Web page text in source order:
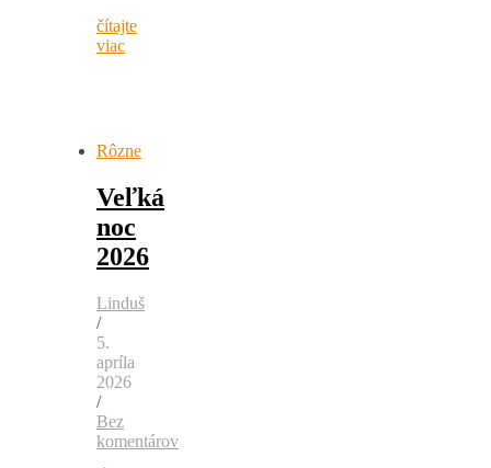
čítajte
viac
Rôzne
Veľká
noc
2026
Linduš
/
5.
apríla
2026
/
Bez
komentárov